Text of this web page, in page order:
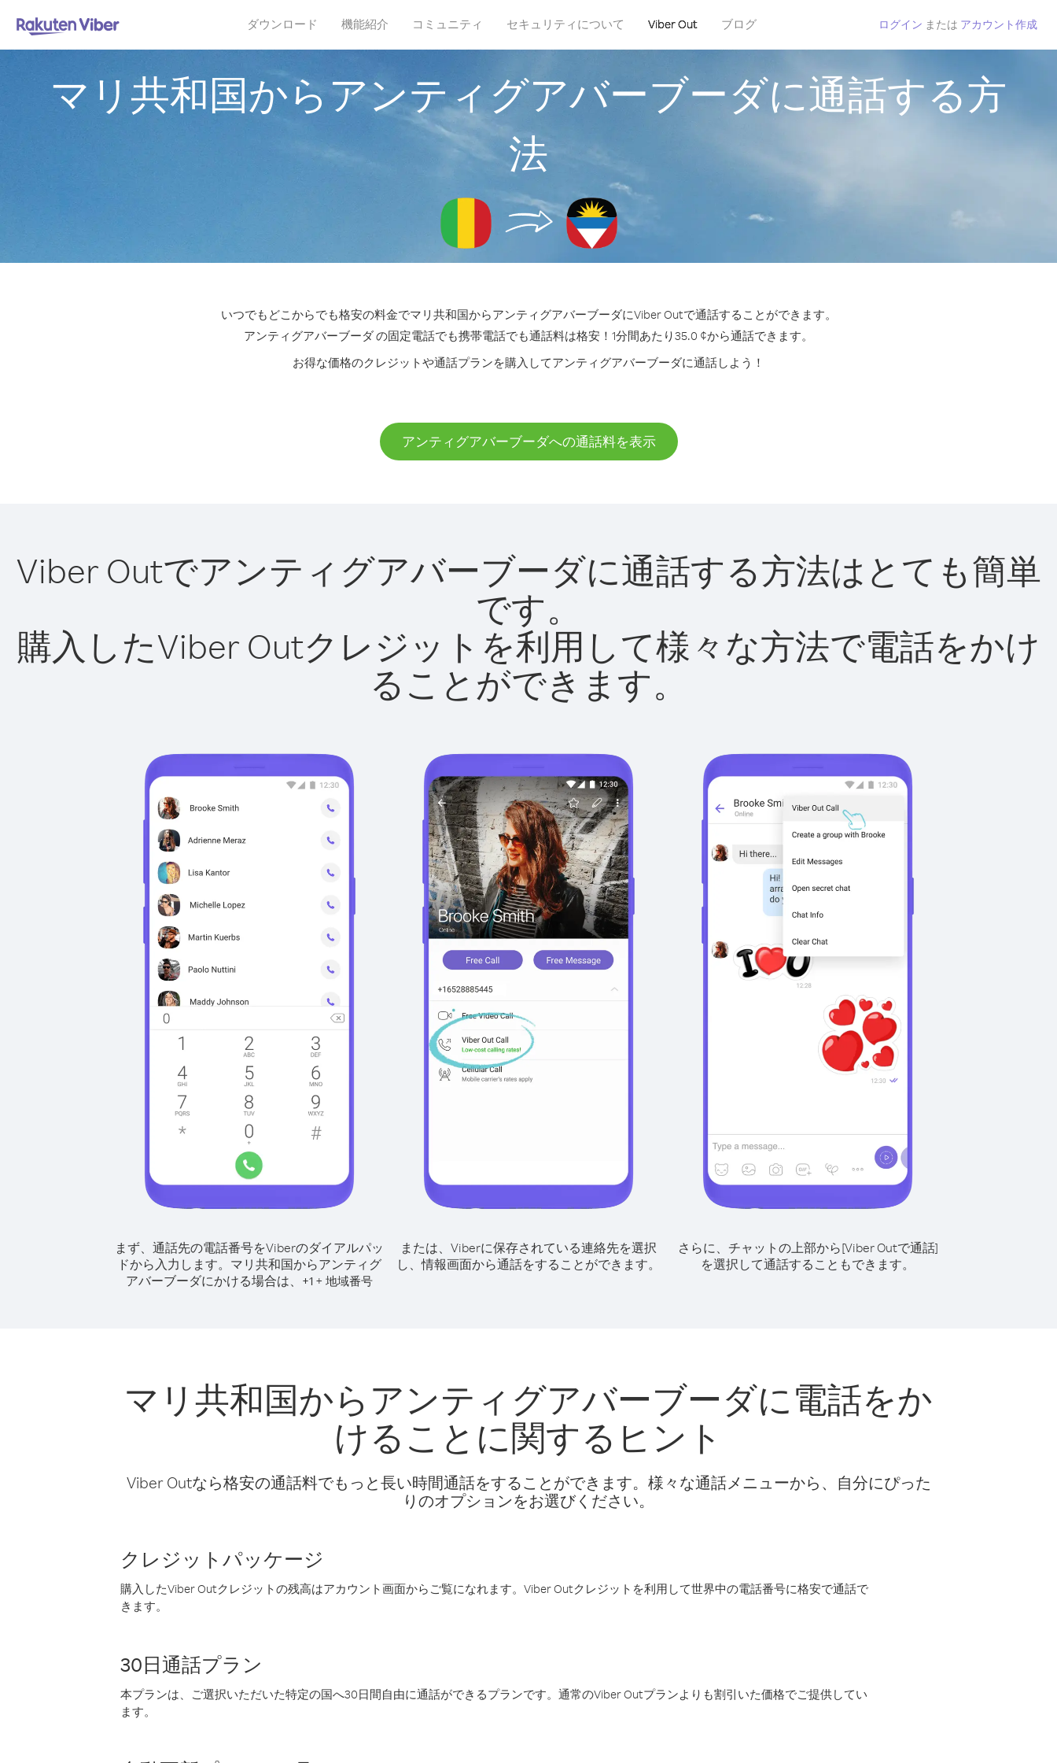
ダウンロード 機能紹介 コミュニティ セキュリティについて Viber Out ブログ ログイン または アカウント作成
マリ共和国からアンティグアバーブーダに通話する方
法
いつでもどこからでも格安の料金でマリ共和国からアンティグアバーブーダにViber Outで通話することができます。
アンティグアバーブーダ の固定電話でも携帯電話でも通話料は格安！1分間あたり35.0 ¢から通話できます。
お得な価格のクレジットや通話プランを購入してアンティグアバーブーダに通話しよう！
アンティグアバーブーダへの通話料を表示
Viber Outでアンティグアバーブーダに通話する方法はとても簡単
です。
購入したViber Outクレジットを利用して様々な方法で電話をかけ
ることができます。
まず、通話先の電話番号をViberのダイアルパッ
ドから入力します。 マリ共和国からアンティグ
アバーブーダにかける場合は、 +1 + 地域番号
または、Viberに保存されている連絡先を選択
し、情報画面から通話をすることができます。
さらに、チャットの上部から[Viber Outで通話]
を選択して通話することもできます。
マリ共和国からアンティグアバーブーダに電話をか
けることに関するヒント
Viber Outなら格安の通話料でもっと長い時間通話をすることができます。様々な通話メニューから、自分にぴった
りのオプションをお選びください。
クレジットパッケージ
購入したViber Outクレジットの残高はアカウント画面からご覧になれます。Viber Outクレジットを利用して世界中の電話番号に格安で通話で
きます。
30日通話プラン
本プランは、ご選択いただいた特定の国へ30日間自由に通話ができるプランです。通常のViber Outプランよりも割引いた価格でご提供してい
ます。